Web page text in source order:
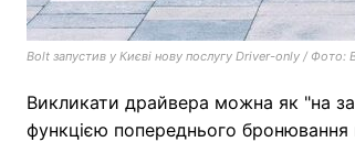
Bolt запустив у Києві нову послугу Driver-only / Фото:
Викликати драйвера можна як "на
функцією попереднього бронювання